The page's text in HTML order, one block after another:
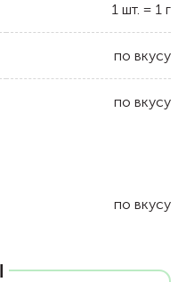
1 шт. = 1 г
по вкусу
по вкусу
по вкусу